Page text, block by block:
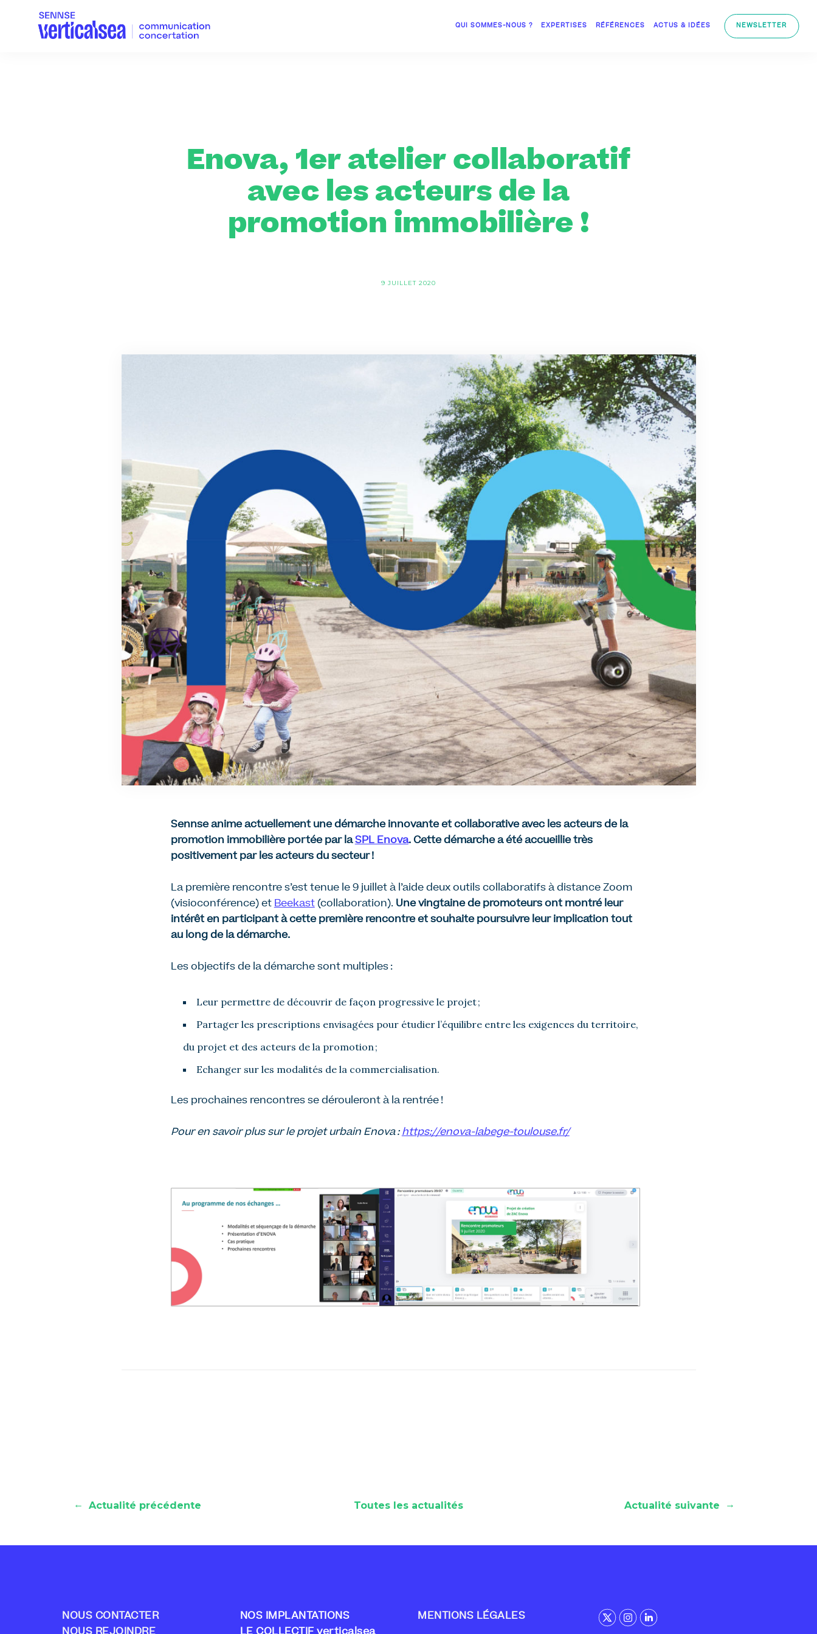
QUI SOMMES-NOUS ? EXPERTISES RÉFÉRENCES ACTUS & IDÉES NEWSLETTER
Enova, 1er atelier collaboratif
avec les acteurs de la
promotion immobilière !
9 JUILLET 2020
Sennse animeactuellement une démarche innovante et collaborative avec les acteurs de la
promotion immobilière portée parlaSPL Enova. Cette démarche a été accueillie très
positivement par les acteurs du secteur !
La première rencontre s’est tenue le 9 juillet à l’aide deux outils collaboratifs à distance Zoom
(visioconférence) et Beekast(collaboration). Une vingtaine de promoteurs ont montré leur
intérêt en participant àcettepremière rencontreet souhaite poursuivre leur implication tout
au long dela démarche.
Les objectifs de la démarche sont multiples :
Leur permettre de découvrir de façon progressive le projet ;
Partager les prescriptions envisagées pour étudier l’équilibre entre les exigences du territoire,
du projet et des acteurs de la promotion ;
Echanger sur les modalités de la commercialisation.
Les prochaines rencontres se dérouleront à la rentrée !
Pour en savoir plus sur le projet urbain Enova : https://enova-labege-toulouse.fr/
← Actualité précédente Toutes les actualités Actualité suivante →
NOUS CONTACTER
NOUS REJOINDRE
NOS IMPLANTATIONS
LE COLLECTIF verticalsea
MENTIONS LÉGALES